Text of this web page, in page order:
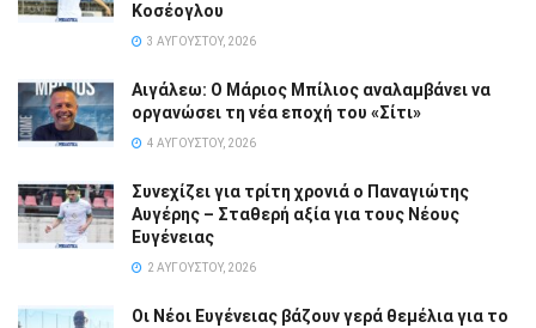
Κοσέογλου
3 ΑΥΓΟΎΣΤΟΥ, 2026
Αιγάλεω: Ο Μάριος Μπίλιος αναλαμβάνει να
οργανώσει τη νέα εποχή του «Σίτι»
4 ΑΥΓΟΎΣΤΟΥ, 2026
Συνεχίζει για τρίτη χρονιά ο Παναγιώτης
Αυγέρης – Σταθερή αξία για τους Νέους
Ευγένειας
2 ΑΥΓΟΎΣΤΟΥ, 2026
Οι Νέοι Ευγένειας βάζουν γερά θεμέλια για το